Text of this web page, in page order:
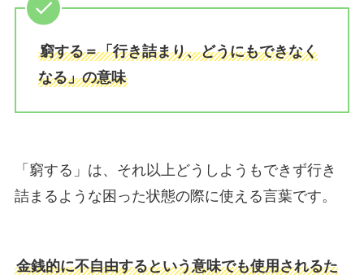
窮する＝「行き詰まり、どうにもできなく
なる」の意味
「窮する」は、それ以上どうしようもできず行き
詰まるような困った状態の際に使える言葉です。
金銭的に不自由するという意味でも使用されるた